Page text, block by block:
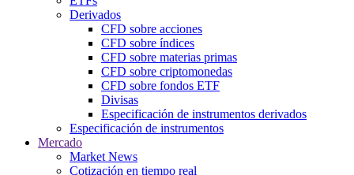
Derivados
CFD sobre acciones
CFD sobre índices
CFD sobre materias primas
CFD sobre criptomonedas
CFD sobre fondos ETF
Divisas
Especificación de instrumentos derivados
Especificación de instrumentos
Mercado
Market News
Cotización en tiempo real